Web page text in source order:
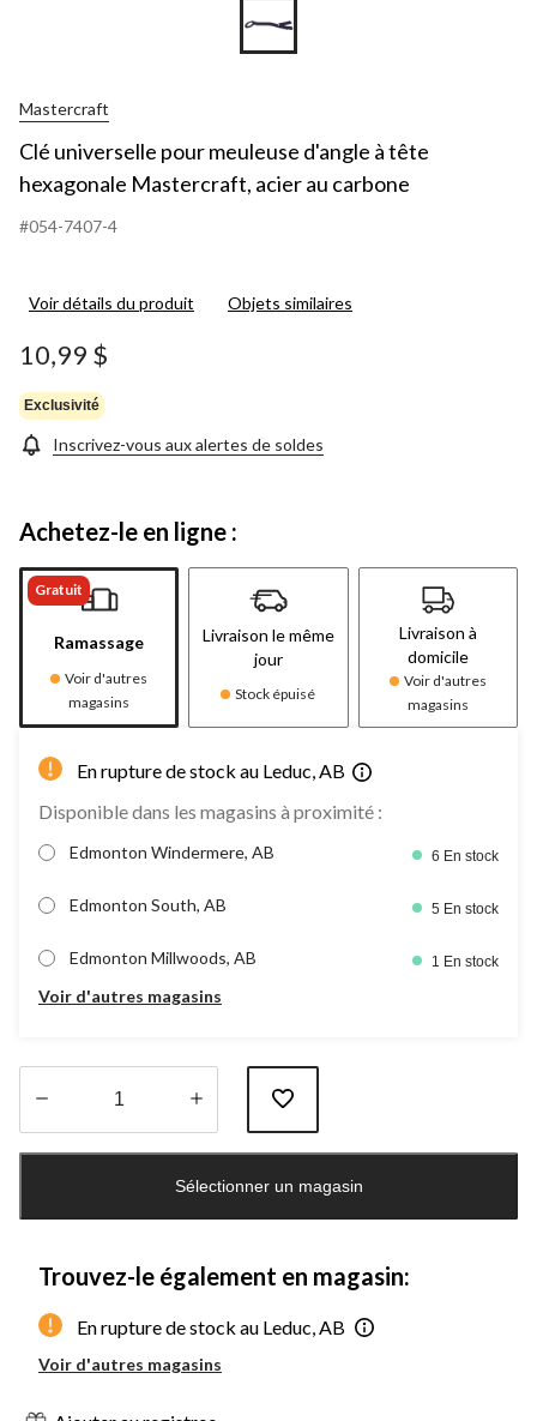
Mastercraft
Clé universelle pour meuleuse d'angle à tête
hexagonale Mastercraft, acier au carbone
#054-7407-4
Voir détails du produit Objets similaires
10,99 $
Exclusivité
Inscrivez-vous aux alertes de soldes
Achetez-le en ligne :
Gratuit
Ramassage
Voir d'autres
magasins
Livraison le même
jour
Stock épuisé
Livraison à
domicile
Voir d'autres
magasins
En rupture de stock au Leduc, AB
Disponible dans les magasins à proximité :
Edmonton Windermere, AB 6 En stock
Edmonton South, AB 5 En stock
Edmonton Millwoods, AB 1 En stock
Voir d'autres magasins
jour
Sélectionner un magasin
Trouvez-le également en magasin:
En rupture de stock au Leduc, AB
Voir d'autres magasins